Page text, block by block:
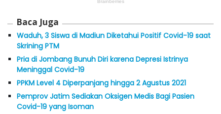
Baca Juga
Waduh, 3 Siswa di Madiun Diketahui Positif Covid-19 saat
Skrining PTM
Pria di Jombang Bunuh Diri karena Depresi Istrinya
Meninggal Covid-19
PPKM Level 4 Diperpanjang hingga 2 Agustus 2021
Pemprov Jatim Sediakan Oksigen Medis Bagi Pasien
Covid-19 yang Isoman